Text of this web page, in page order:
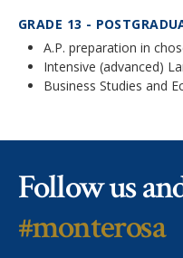
GRADE 13 -
A.P. preparation in
Intensive (advanced)
Business Studies and
Follow us
#monterosa